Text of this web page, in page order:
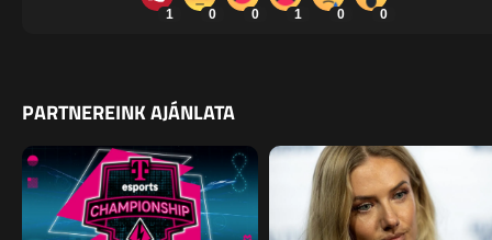
1 0 0 1 0 0
PARTNEREINK AJÁNLATA